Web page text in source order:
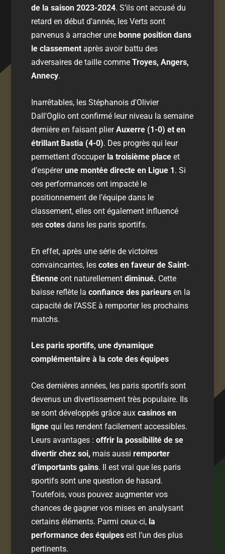
de la saison 2023-2024. S’ils ont accusé du
retard en début d’année, les Verts sont
parvenus à arracher une bonne position dans
le classement après avoir battu des
adversaires de taille commeTroyes, Angers,
Annecy.
Inarrêtables, les Stéphanois d'Olivier
Dall'Oglio ont confirmé leur niveau la semaine
dernière en faisant plierAuxerre (1-0) et en
étrillant Bastia (4-0). Des progrès qui leur
permettent d’occuper la troisième placeet
d’espérerune montée directe en Ligue 1. Si
ces performances ont impacté le
positionnement de l’équipe dans le
classement, elles ont également influencé
sescotes dans les paris sportifs.
En effet, après une série de victoires
convaincantes, lescotes en faveur de Saint-
Étienne ont naturellementdiminué. Cette
baisse reflète la confiance des parieurs en la
capacité de l’ASSE à remporter les prochains
matchs.
Les paris sportifs, une dynamique
complémentaire à la cote des équipes
Ces dernières années, les paris sportifs sont
devenus un divertissement très populaire. Ils
se sont développés grâce auxcasinos en
ligne qui les rendent facilement accessibles.
Leurs avantages :offrir la possibilité de se
divertir chez soi, mais aussi remporter
d’importants gains. Il est vrai que les paris
sportifs sont une question de hasard.
Toutefois, vous pouvez augmenter vos
chances de gagner vos mises en analysant
certains éléments. Parmi ceux-ci, la
performance des équipes est l’un des plus
pertinents.